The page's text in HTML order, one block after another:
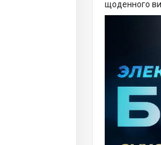
щоденного